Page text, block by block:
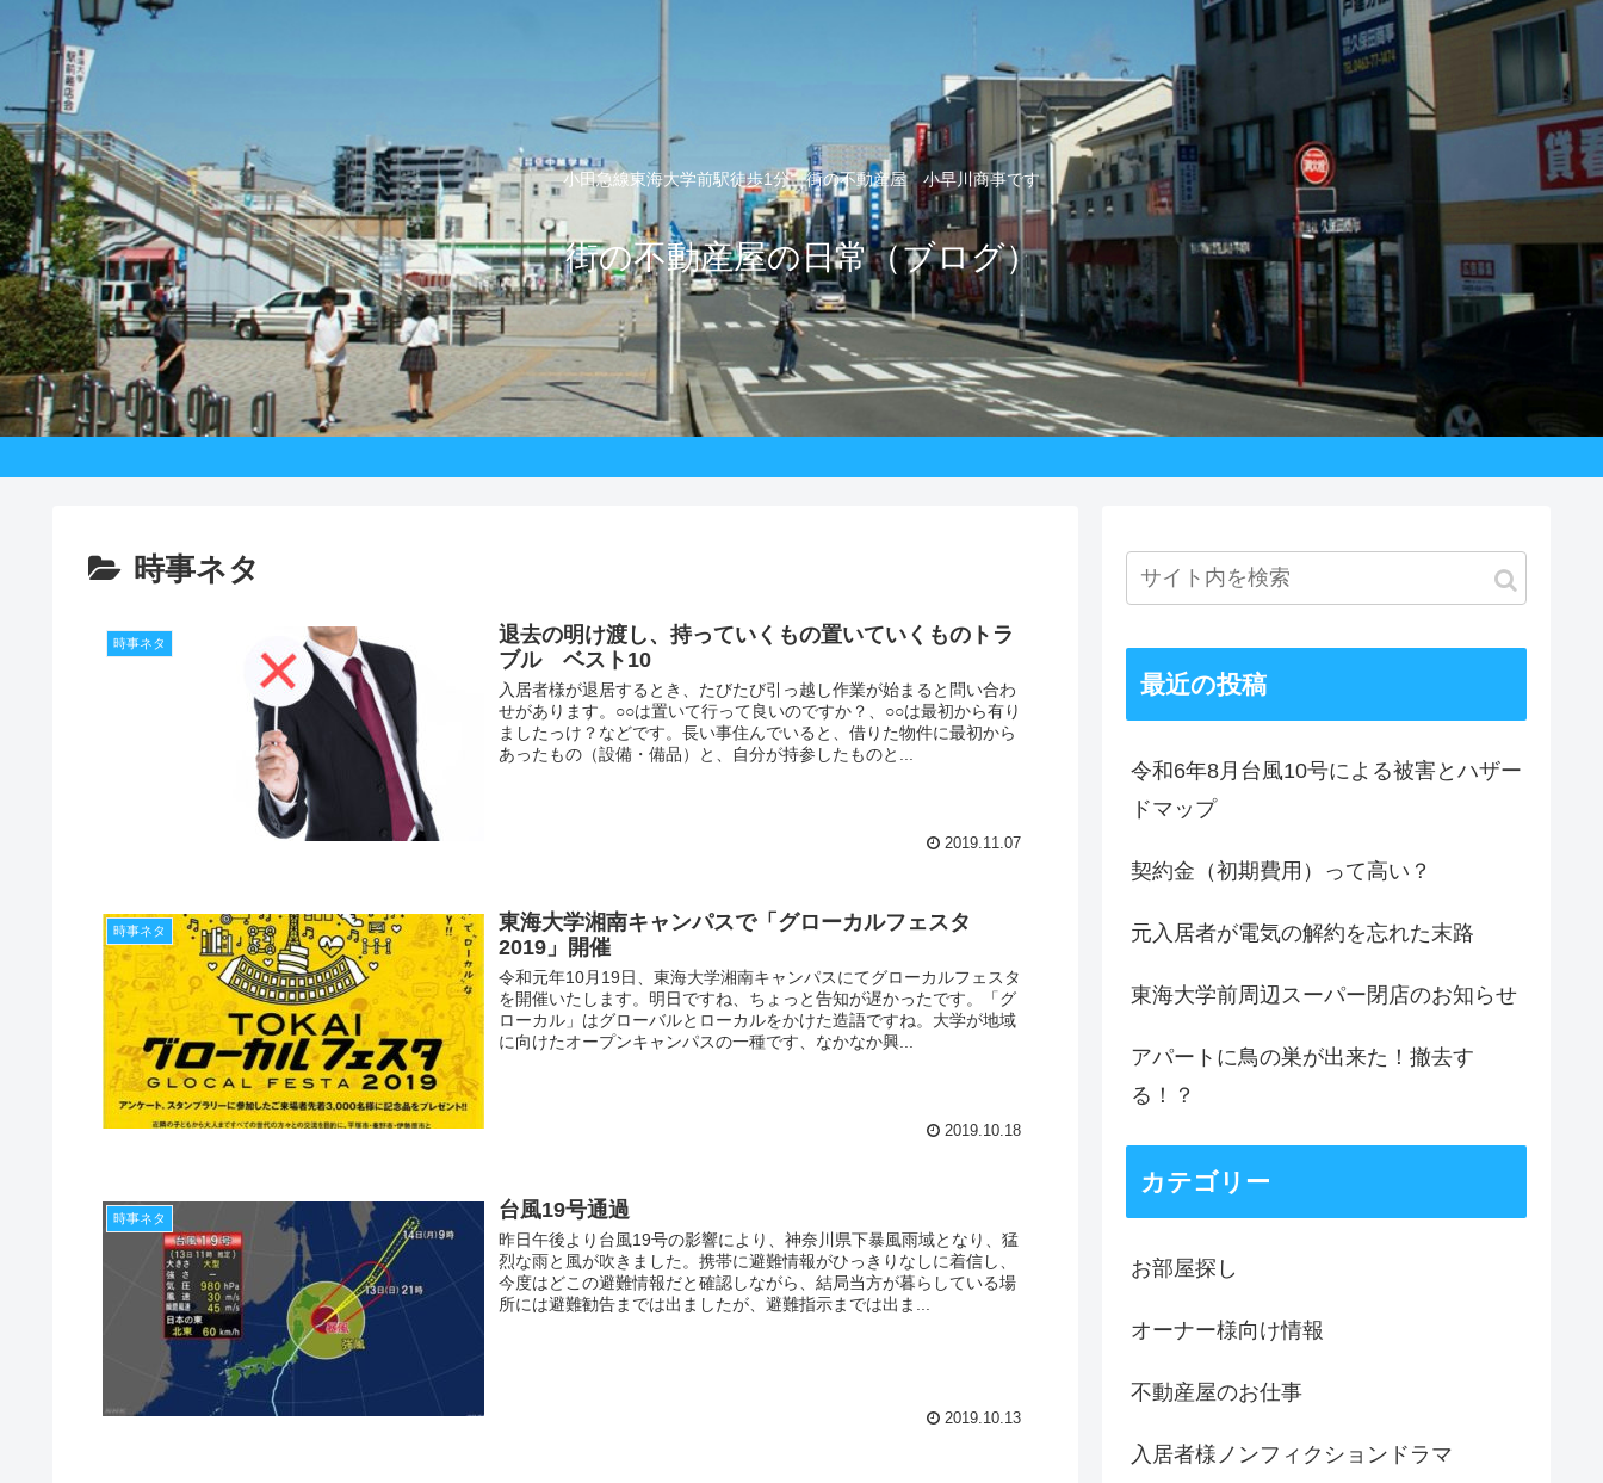
小田急線東海大学前駅徒歩1分 街の不動産屋 小早川商事です
街の不動産屋の日常（ブログ）
時事ネタ
時事ネタ
退去の明け渡し、持っていくもの置いていくものトラ
ブル ベスト10
入居者様が退居するとき、たびたび引っ越し作業が始まると問い合わ
せがあります。○○は置いて行って良いのですか？、○○は最初から有り
ましたっけ？などです。長い事住んでいると、借りた物件に最初から
あったもの（設備・備品）と、自分が持参したものと...
2019.11.07
時事ネタ
東海大学湘南キャンパスで「グローカルフェスタ
2019」開催
令和元年10月19日、東海大学湘南キャンパスにてグローカルフェスタ
を開催いたします。明日ですね、ちょっと告知が遅かったです。「グ
ローカル」はグローバルとローカルをかけた造語ですね。大学が地域
に向けたオープンキャンパスの一種です、なかなか興...
2019.10.18
時事ネタ 台風19号通過
昨日午後より台風19号の影響により、神奈川県下暴風雨域となり、猛
烈な雨と風が吹きました。携帯に避難情報がひっきりなしに着信し、
今度はどこの避難情報だと確認しながら、結局当方が暮らしている場
所には避難勧告までは出ましたが、避難指示までは出ま...
2019.10.13
最近の投稿
令和6年8月台風10号による被害とハザー
ドマップ
契約金（初期費用）って高い？
元入居者が電気の解約を忘れた末路
東海大学前周辺スーパー閉店のお知らせ
アパートに鳥の巣が出来た！撤去す
る！？
カテゴリー
お部屋探し
オーナー様向け情報
不動産屋のお仕事
入居者様ノンフィクションドラマ